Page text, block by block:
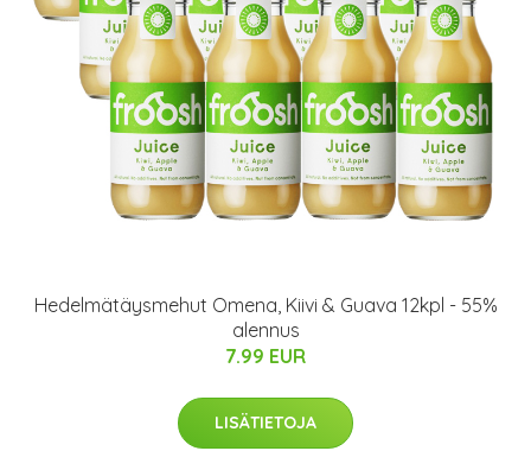
Hedelmätäysmehut Omena, Kiivi & Guava 12kpl - 55%
alennus
7.99 EUR
LISÄTIETOJA